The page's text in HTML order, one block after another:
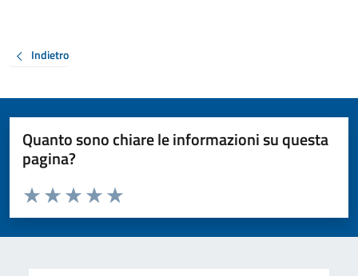
Indietro
Quanto sono chiare le informazioni su questa
pagina?
Valuta da 1 a 5 stelle la pagina
Valuta 5 stelle su 5
Valuta 4 stelle su 5
Valuta 3 stelle su 5
Valuta 2 stelle su 5
Valuta 1 stelle su 5